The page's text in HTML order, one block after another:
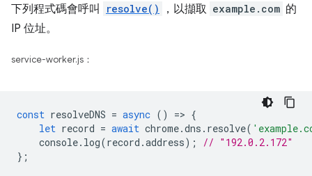
下列程式碼會呼叫 resolve() ，以擷取 example.com 的
IP 位址。
service-worker.js：
const resolveDNS = async () => {
let record = await chrome.dns . resolve(
console. log(record .address);
// "192.0.2.172"
};